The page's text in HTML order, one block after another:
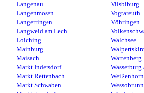
Langenau
Langenmosen
Langerringen
Langweid am Lech
Loiching
Mainburg
Maisach
Markt Indersdorf
Markt Rettenbach
Markt Schwaben
Vilsbiburg
Vogtareuth
Vöhringen
Walchsee
Wartenberg
Wasserburg
Weißenhorn
Wessobrunn